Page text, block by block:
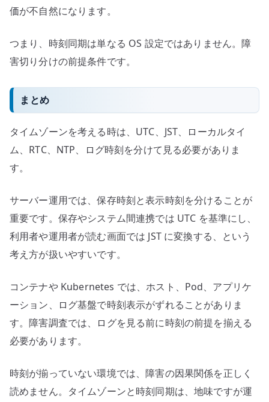
価が不自然になります。
つまり、時刻同期は単なる OS 設定ではありません。障
害切り分けの前提条件です。
まとめ
タイムゾーンを考える時は、UTC、JST、ローカルタイ
ム、RTC、NTP、ログ時刻を分けて見る必要がありま
す。
サーバー運用では、保存時刻と表示時刻を分けることが
重要です。保存やシステム間連携では UTC を基準にし、
利用者や運用者が読む画面では JST に変換する、という
考え方が扱いやすいです。
コンテナや Kubernetes では、ホスト、Pod、アプリケ
ーション、ログ基盤で時刻表示がずれることがありま
す。障害調査では、ログを見る前に時刻の前提を揃える
必要があります。
時刻が揃っていない環境では、障害の因果関係を正しく
読めません。タイムゾーンと時刻同期は、地味ですが運